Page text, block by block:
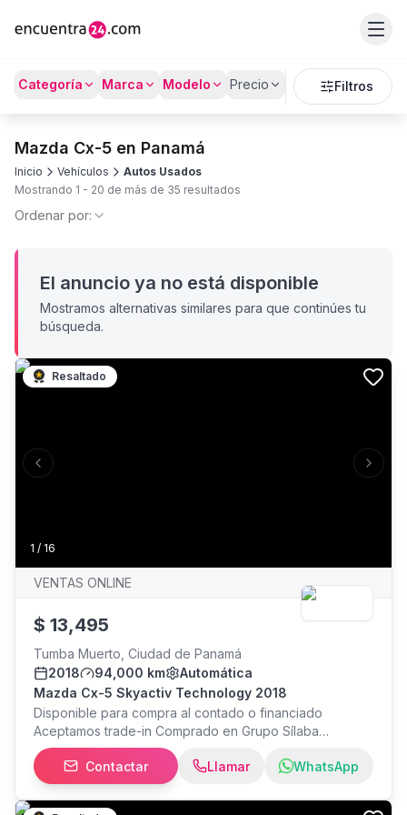
Categoría Marca Modelo Precio KilómetrosFiltros
Mazda Cx-5 en Panamá
Inicio Vehículos
Autos Usados
Mostrando 1 - 20 de más de 35 resultados
Ordenar por:
El anuncio ya no está disponible
Mostramos alternativas similares para que continúes tu
búsqueda.
1 / 16
Previous slide Next
Resaltado
VENTAS ONLINE
$ 13,495
Tumba Muerto, Ciudad de Panamá
2018
94,000 km
Automática
Mazda Cx-5 Skyactiv Technology 2018
Disponible para compra al contado o financiado
Aceptamos trade-in Comprado en Grupo Sílaba
Mantenimientos al día Auto garantizado Equipamiento
destacado: Transmisión automática Modo de
conducción Sport Pantalla multimedia táctil Cámara de
retroceso Controles en el volante Botón de arranque
Contactar Llamar WhatsApp